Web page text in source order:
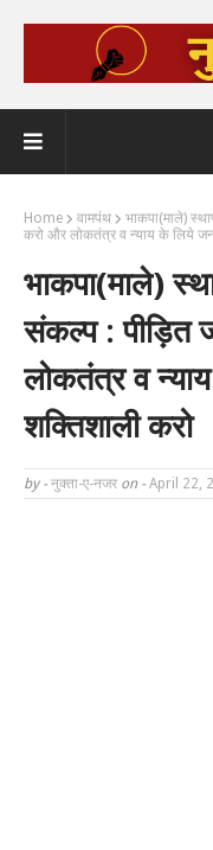
Home वामपंथ
भाकपा(माले)
करो और लोकतंत्र व न्याय के लिये
भाकपा(माले)
संकल्प : पीड़ित
लोकतंत्र व
शक्तिशाली करो
by - नुक्ता-ए-नजर on - April 22,